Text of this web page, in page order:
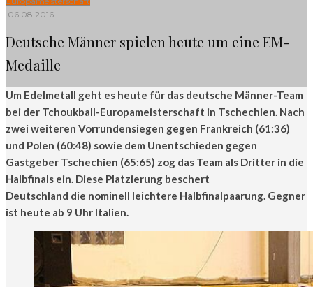
·06.08.2016
Deutsche Männer spielen heute um eine EM-
Medaille
Um Edelmetall geht es heute für das deutsche Männer-Team
bei der Tchoukball-Europameisterschaft in Tschechien. Nach
zwei weiteren Vorrundensiegen gegen Frankreich (61:36)
und Polen (60:48) sowie dem Unentschieden gegen
Gastgeber Tschechien (65:65) zog das Team als Dritter in die
Halbfinals ein. Diese Platzierung beschert
Deutschland die nominell leichtere Halbfinalpaarung. Gegner
ist heute ab 9 Uhr Italien.